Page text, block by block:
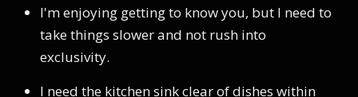
I'm enjoying getting to know you, but I need to
take things slower and not rush into
exclusivity.
I need the kitchen sink clear of dishes within